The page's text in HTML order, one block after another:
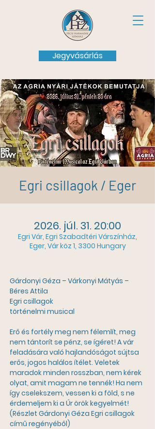
Jegyvásárlás
Egri csillagok / Eger
2026. júl. 31. 20:00
Egri Vár, Egri Szabadtéri Várszínház,
Eger, Vár köz 1, 3300 Hungary
Gárdonyi Géza – Várkonyi Mátyás –
Béres Attila
Egri csillagok
történelmi musical
Erő és fortély meg nem félemlít, meg
nem tántorít se pénz, se ígéret! A vár
feladására való hajlandóságot sújtsa
erős, jogos halálos ítélet. Veletek
maradok minden rosszban, nem kérek
olyat, amit magam ne tennék! Ha nem
így cselekszem, vessen ki a föld, s ne
érdemeljem ki a Úr örök kegyelmét!
(Részlet Gárdonyi Géza Egri csillagok
című regényéből)